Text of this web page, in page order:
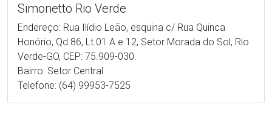
Simonetto Rio Verde
Endereço: Rua Ilídio Leão, esquina c/ Rua Quinca
Honório, Qd.86, Lt.01 A e 12, Setor Morada do Sol, Rio
Verde-GO, CEP: 75.909-030.
Bairro: Setor Central
Telefone: (64) 99953-7525